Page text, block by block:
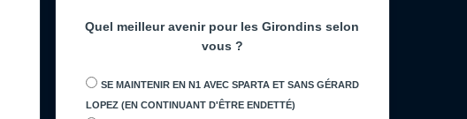
Quel meilleur avenir pour les Girondins selon
vous ?
SE MAINTENIR EN N1 AVEC SPARTA ET SANS GÉRARD
LOPEZ (EN CONTINUANT D'ÊTRE ENDETTÉ)